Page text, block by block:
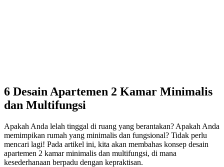
6 Desain Apartemen 2 Kamar Minimalis
dan Multifungsi
Apakah Anda lelah tinggal di ruang yang berantakan? Apakah Anda
memimpikan rumah yang minimalis dan fungsional? Tidak perlu
mencari lagi! Pada artikel ini, kita akan membahas konsep desain
apartemen 2 kamar minimalis dan multifungsi, di mana
kesederhanaan berpadu dengan kepraktisan.